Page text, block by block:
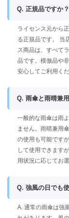
Q. 正規品ですか
ライセンス元から
る正規品です。 当
ス商品は、すべて
品です。模倣品や
安心してご利用くだ
Q. 雨傘と雨晴兼
一般的な雨傘は雨
ません。雨晴兼用
の使用も可能です
して使用できます
用状況に応じてお
Q. 強風の日でも
A. 通常の雨傘は強